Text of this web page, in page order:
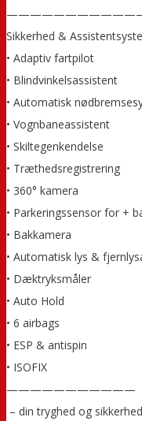
Sikkerhed &
• Adaptiv fartpilot
• Blindvinkelsassistent
• Automatisk
• Vognbaneassistent
• Skiltegenkendelse
• Træthedsregistrering
• 360° kamera
• Parkeringssensor for +
• Bakkamera
• Automatisk lys &
• Dæktryksmåler
• Auto Hold
• 6 airbags
• ESP & antispin
• ISOFIX
———————————
– din tryghed og